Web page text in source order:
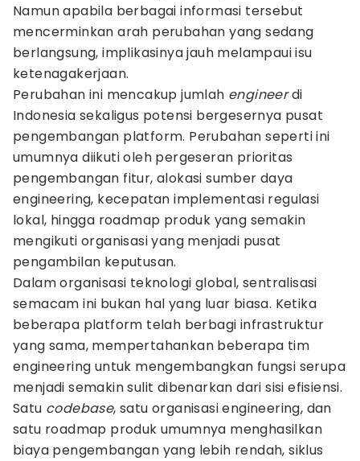
Namun apabila berbagai informasi tersebut
mencerminkan arah perubahan yang sedang
berlangsung, implikasinya jauh melampaui isu
ketenagakerjaan.
Perubahan ini mencakup jumlah engineerdi
Indonesia sekaligus potensi bergesernya pusat
pengembangan platform. Perubahan seperti ini
umumnya diikuti oleh pergeseran prioritas
pengembangan fitur, alokasi sumber daya
engineering, kecepatan implementasi regulasi
lokal, hingga roadmap produk yang semakin
mengikuti organisasi yang menjadi pusat
pengambilan keputusan.
Dalam organisasi teknologi global, sentralisasi
semacam ini bukan hal yang luar biasa. Ketika
beberapa platform telah berbagi infrastruktur
yang sama, mempertahankan beberapa tim
engineering untuk mengembangkan fungsi serupa
menjadi semakin sulit dibenarkan dari sisi efisiensi.
Satu codebase, satu organisasi engineering, dan
satu roadmap produk umumnya menghasilkan
biaya pengembangan yang lebih rendah, siklus